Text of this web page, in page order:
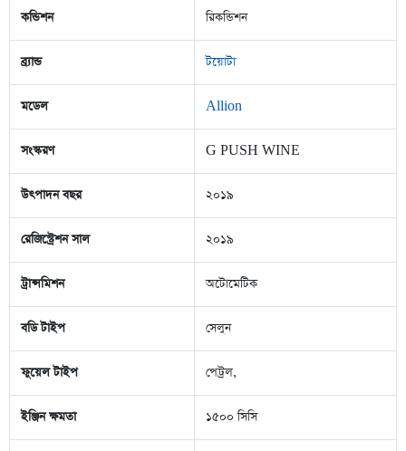
কন্ডিশন রিকন্ডিশন
ব্র্যান্ড টয়োটা
মডেল Allion
সংস্করণ G PUSH WINE
উৎপাদন বছর ২০১৯
রেজিস্ট্রেশন সাল ২০১৯
ট্রান্সমিশন অটোমেটিক
বডি টাইপ সেলুন
ফুয়েল টাইপ পেট্রল,
ইঞ্জিন ক্ষমতা ১৫০০ সিসি